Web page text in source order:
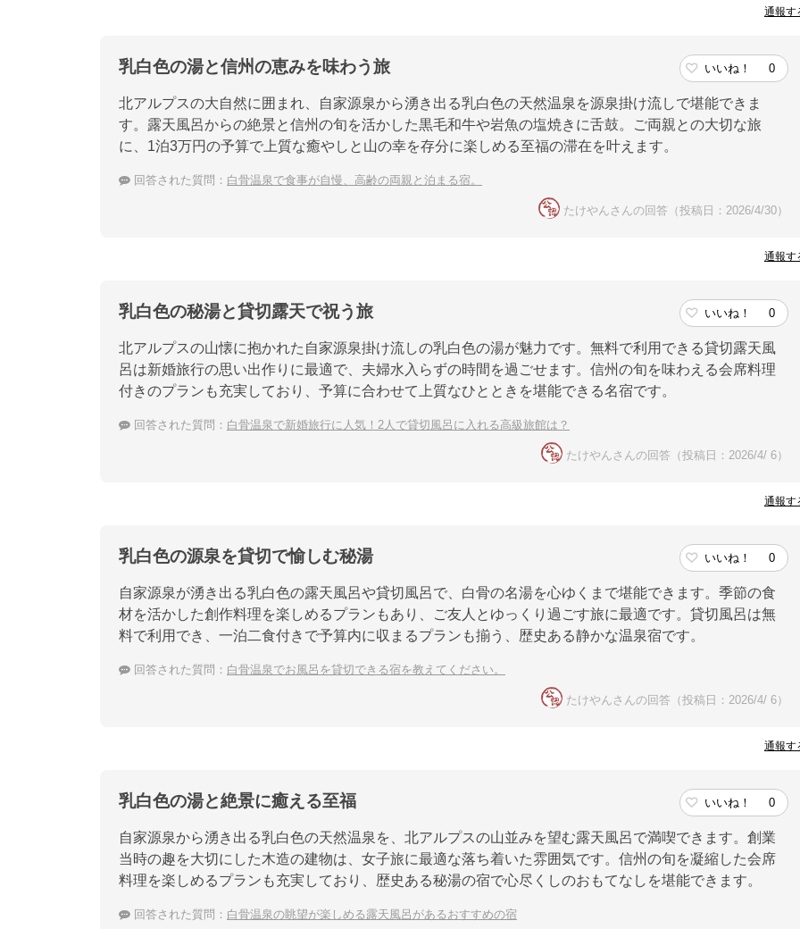
通報す
乳白色の湯と信州の恵みを味わう旅 いいね！ 0
北アルプスの大自然に囲まれ、自家源泉から湧き出る乳白色の天然温泉を源泉掛け流しで堪能できま
す。露天風呂からの絶景と信州の旬を活かした黒毛和牛や岩魚の塩焼きに舌鼓。ご両親との大切な旅
に、1泊3万円の予算で上質な癒やしと山の幸を存分に楽しめる至福の滞在を叶えます。
回答された質問： 白骨温泉で食事が自慢、高齢の両親と泊まる宿。
たけやんさんの回答（投稿日：2026/4/30）
通報す
乳白色の秘湯と貸切露天で祝う旅 いいね！ 0
北アルプスの山懐に抱かれた自家源泉掛け流しの乳白色の湯が魅力です。無料で利用できる貸切露天風
呂は新婚旅行の思い出作りに最適で、夫婦水入らずの時間を過ごせます。信州の旬を味わえる会席料理
付きのプランも充実しており、予算に合わせて上質なひとときを堪能できる名宿です。
回答された質問： 白骨温泉で新婚旅行に人気！2人で貸切風呂に入れる高級旅館は？
たけやんさんの回答（投稿日：2026/4/ 6）
通報す
乳白色の源泉を貸切で愉しむ秘湯 いいね！ 0
自家源泉が湧き出る乳白色の露天風呂や貸切風呂で、白骨の名湯を心ゆくまで堪能できます。季節の食
材を活かした創作料理を楽しめるプランもあり、ご友人とゆっくり過ごす旅に最適です。貸切風呂は無
料で利用でき、一泊二食付きで予算内に収まるプランも揃う、歴史ある静かな温泉宿です。
回答された質問： 白骨温泉でお風呂を貸切できる宿を教えてください。
たけやんさんの回答（投稿日：2026/4/ 6）
通報す
乳白色の湯と絶景に癒える至福 いいね！ 0
自家源泉から湧き出る乳白色の天然温泉を、北アルプスの山並みを望む露天風呂で満喫できます。創業
当時の趣を大切にした木造の建物は、女子旅に最適な落ち着いた雰囲気です。信州の旬を凝縮した会席
料理を楽しめるプランも充実しており、歴史ある秘湯の宿で心尽くしのおもてなしを堪能できます。
回答された質問： 白骨温泉の眺望が楽しめる露天風呂があるおすすめの宿